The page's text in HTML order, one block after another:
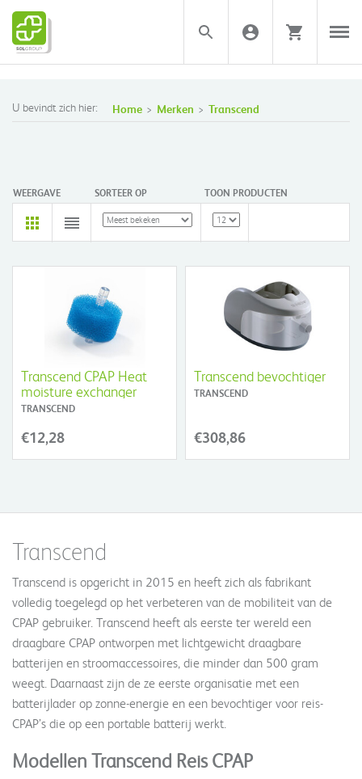
U bevindt zich hier: Home Merken Transcend
WEERGAVE SORTEER OP TOON PRODUCTEN
Transcend CPAP Heat
moisture exchanger
TRANSCEND
€12,28
Transcend bevochtiger
TRANSCEND
€308,86
Transcend
Transcend is opgericht in 2015 en heeft zich als fabrikant
volledig toegelegd op het verbeteren van de mobiliteit van de
CPAP gebruiker. Transcend heeft als eerste ter wereld een
draagbare CPAP ontworpen met lichtgewicht draagbare
batterijen en stroomaccessoires, die minder dan 500 gram
weegt. Daarnaast zijn de ze eerste organisatie met een
batterijlader op zonne-energie en een bevochtiger voor reis-
CPAP’s die op een portable batterij werkt.
Modellen Transcend Reis CPAP